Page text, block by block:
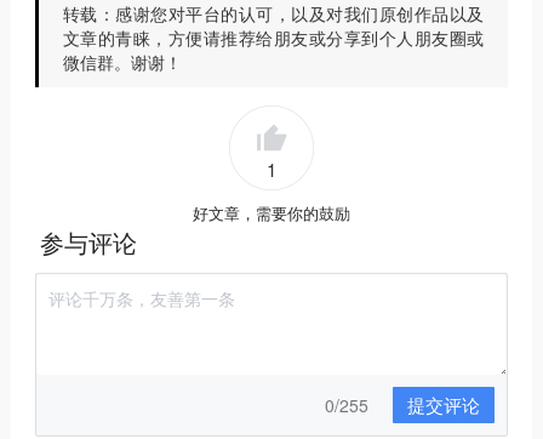
转载：感谢您对平台的认可，以及对我们原创作品以及
文章的青睐，方便请推荐给朋友或分享到个人朋友圈或
微信群。谢谢！
1
好文章，需要你的鼓励
参与评论
0/255 提交评论